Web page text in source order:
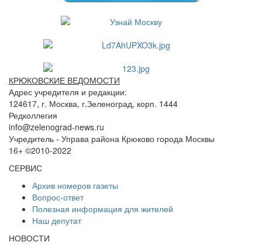
КРЮКОВСКИЕ ВЕДОМОСТИ
Адрес учредителя и редакции:
124617, г. Москва, г.Зеленоград, корп. 1444
Редколлегия
info@zelenograd-news.ru
Учредитель - Управа района Крюково города Москвы
16+ ©2010-2022
СЕРВИС
Архив номеров газеты
Вопрос-ответ
Полезная информация для жителей
Наш депутат
НОВОСТИ